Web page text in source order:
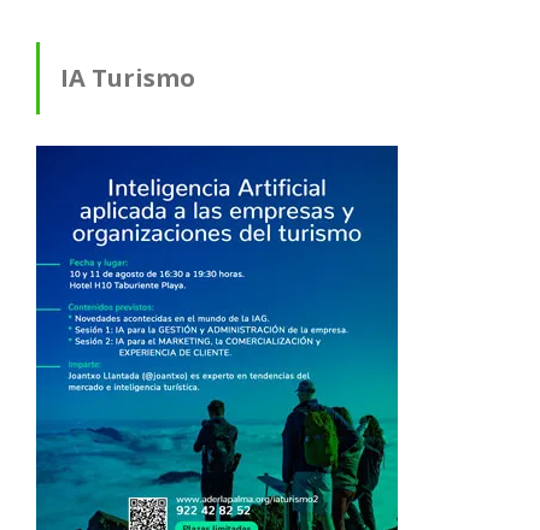
IA Turismo